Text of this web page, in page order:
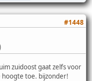
#1448
zuidoost gaat zelfs voor
hoogte toe. bijzonder!